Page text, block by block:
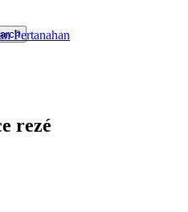
Pertanahan
rezé